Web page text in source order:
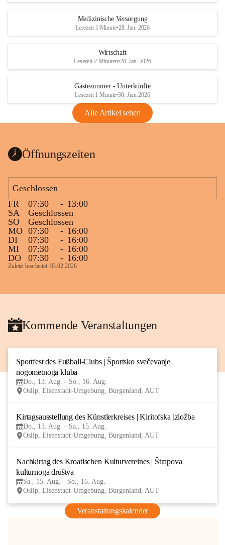
Medizinische Versorgung
Lesezeit 1 Minute•28. Jan. 2026
Wirtschaft
Lesezeit 2 Minuten•28. Jan. 2026
Gästezimmer - Unterkünfte
Lesezeit 1 Minute•30. Juni 2026
Alle Artikel sehen
Öffnungszeiten
Geschlossen
FR
07:30 - 13:00
SA
Geschlossen
SO
Geschlossen
MO 07:30 - 16:00
DI
07:30 - 16:00
MI
07:30 - 16:00
DO
07:30 - 16:00
Zuletzt bearbeitet: 03.02.2026
Kommende Veranstaltungen
Sportfest des Fußball-Clubs | Športsko svečevanje
nogometnoga kluba
Do., 13. Aug. - So., 16. Aug.
Oslip, Eisenstadt-Umgebung, Burgenland, AUT
Kirtagsausstellung des Künstlerkreises | Kiritofska izložba
Do., 13. Aug. - Sa., 15. Aug.
Oslip, Eisenstadt-Umgebung, Burgenland, AUT
Nachkirtag des Kroatischen Kulturvereines | Štrapova
kulturnoga društva
Sa., 15. Aug. - So., 16. Aug.
Oslip, Eisenstadt-Umgebung, Burgenland, AUT
Veranstaltungskalender